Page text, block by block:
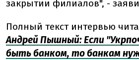
закрытии филиалов", -
Полный текст интервью
Андрей Пышный: Если
быть банком, то банкам